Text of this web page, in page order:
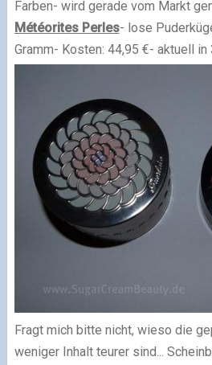
Farben- wird gerade vom Markt
Météorites Perles- lose
Gramm- Kosten: 44,95 €- aktuell in
Fragt mich bitte nicht, wieso die
weniger Inhalt teurer sind...